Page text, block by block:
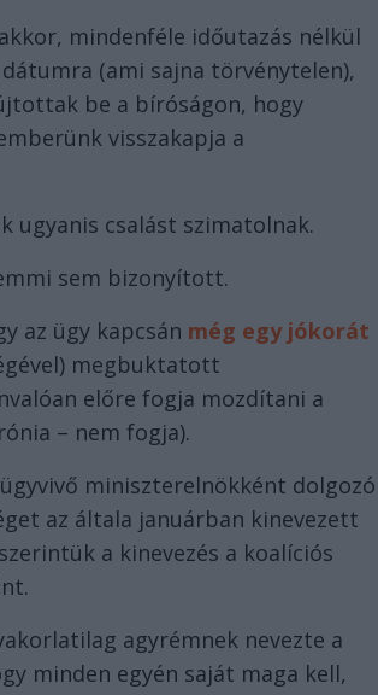
mindenféle időutazás nélkül
(ami sajna törvénytelen),
be a bíróságon, hogy
visszakapja a
ugyanis csalást szimatolnak.
sem bizonyított.
az ügy kapcsán még egy jókorát
megbuktatott
előre fogja mozdítani a
– nem fogja).
miniszterelnökként dolgozó
az általa januárban kinevezett
a kinevezés a koalíciós
agyrémnek nevezte a
minden egyén saját maga kell,